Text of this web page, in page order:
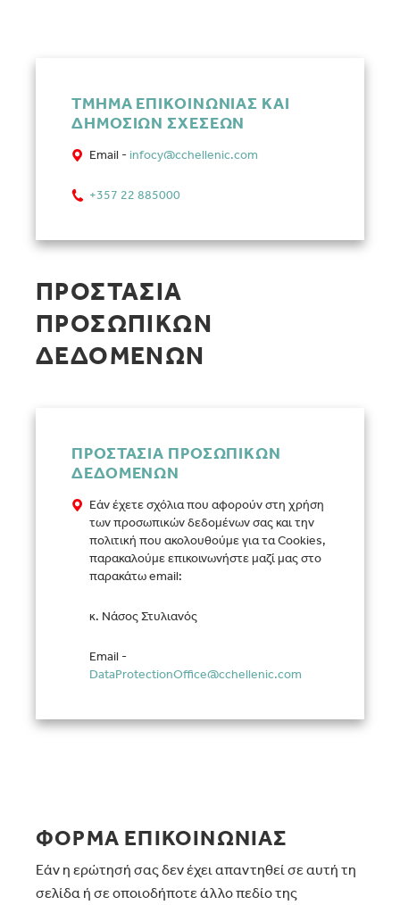
ΤΜΗΜΑ ΕΠΙΚΟΙΝΩΝΙΑΣ ΚΑΙ
ΔΗΜΟΣΙΩΝ ΣΧΕΣΕΩΝ
Email -infocy@cchellenic.com
+357 22 885000
ΠΡΟΣΤΑΣΙΑ
ΠΡΟΣΩΠΙΚΩΝ
ΔΕΔΟΜΕΝΩΝ
ΠΡΟΣΤΑΣΙΑ ΠΡΟΣΩΠΙΚΩΝ
ΔΕΔΟΜΕΝΩΝ
Εάν έχετε σχόλια που αφορούν στη χρήση
των προσωπικών δεδομένων σας και την
πολιτική που ακολουθούμε για τα Cookies,
παρακαλούμε επικοινωνήστε μαζί μας στο
παρακάτω email:
κ. Νάσος Στυλιανός
Email -
DataProtectionOffice@cchellenic.com
ΦΟΡΜΑ ΕΠΙΚΟΙΝΩΝΙΑΣ
Εάν η ερώτησή σας δεν έχει απαντηθεί σε αυτή τη
σελίδα ή σε οποιοδήποτε άλλο πεδίο της